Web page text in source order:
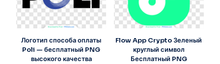
Логотип способа оплаты
Poli — бесплатный PNG
высокого качества
Flow App Crypto Зеленый
круглый символ
Бесплатный PNG